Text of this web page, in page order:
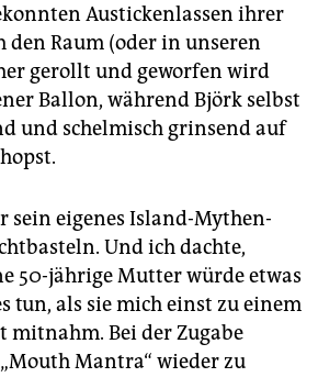
Austickenlassen ihrer
den Raum (oder in unseren
gerollt und geworfen wird
Ballon, während Björk selbst
und schelmisch grinsend auf
sein eigenes Island-Mythen-
Und ich dachte,
50-jährige Mutter würde etwas
tun, als sie mich einst zu einem
mitnahm. Bei der Zugabe
Mantra“ wieder zu